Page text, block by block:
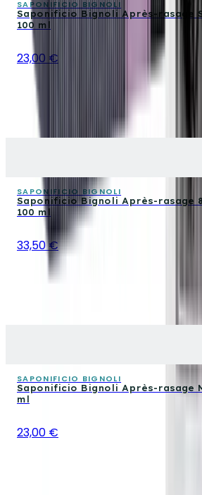
SAPONIFICIO BIGNOLI
Saponificio Bignoli Après-rasage
100 ml
23,00 €
SAPONIFICIO BIGNOLI
Saponificio Bignoli Après-rasage
100 ml
33,50 €
SAPONIFICIO BIGNOLI
Saponificio Bignoli Après-rasage
ml
23,00 €